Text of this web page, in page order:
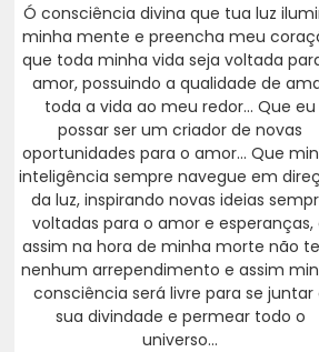
Ó consciência divina que tua luz
minha mente e preencha meu
que toda minha vida seja voltada
amor, possuindo a qualidade de
toda a vida ao meu redor... Que eu
possar ser um criador de novas
oportunidades para o amor... Que
inteligência sempre navegue em
da luz, inspirando novas ideias
voltadas para o amor e esperanças,
assim na hora de minha morte não
nenhum arrependimento e assim
consciência será livre para se juntar
sua divindade e permear todo o
universo...